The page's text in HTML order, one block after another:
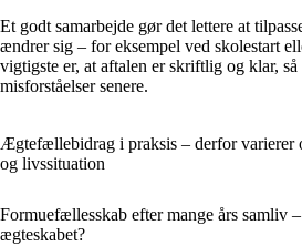
Et godt samarbejde gør det lettere at
ændrer sig – for eksempel ved skolestart
vigtigste er, at aftalen er skriftlig og klar,
misforståelser senere.
Ægtefællebidrag i praksis – derfor varierer
og livssituation
Formuefællesskab efter mange års samliv
ægteskabet?